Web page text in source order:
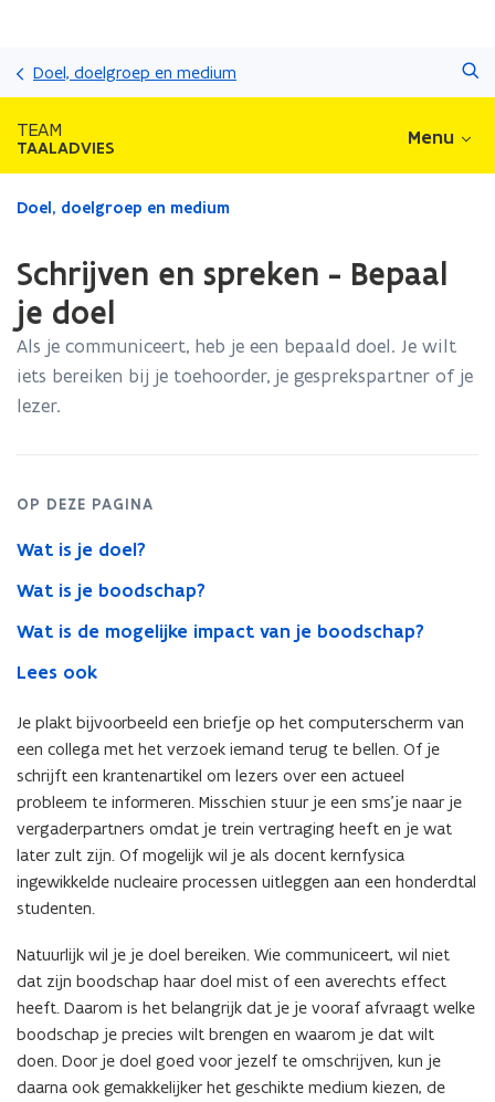
Doel, doelgroep en medium
TEAM
TAALADVIES Menu
Gedaan
bevindt
zich
op:
Schrijven
spreken
doel
Doel, doelgroep en medium
Schrijven en spreken - Bepaal
je doel
Als je communiceert, heb je een bepaald doel. Je wilt
iets bereiken bij je toehoorder, je gesprekspartner of je
lezer.
OP DEZE PAGINA
Wat is je doel?
Wat is je boodschap?
Wat is de mogelijke impact van je boodschap?
Lees ook
Je plakt bijvoorbeeld een briefje op het computerscherm van
een collega met het verzoek iemand terug te bellen. Of je
schrijft een krantenartikel om lezers over een actueel
probleem te informeren. Misschien stuur je een sms’je naar je
vergaderpartners omdat je trein vertraging heeft en je wat
later zult zijn. Of mogelijk wil je als docent kernfysica
ingewikkelde nucleaire processen uitleggen aan een honderdtal
studenten.
Natuurlijk wil je je doel bereiken. Wie communiceert, wil niet
dat zijn boodschap haar doel mist of een averechts effect
heeft. Daarom is het belangrijk dat je je vooraf afvraagt welke
boodschap je precies wilt brengen en waarom je dat wilt
doen. Door je doel goed voor jezelf te omschrijven, kun je
daarna ook gemakkelijker het geschikte medium kiezen, de